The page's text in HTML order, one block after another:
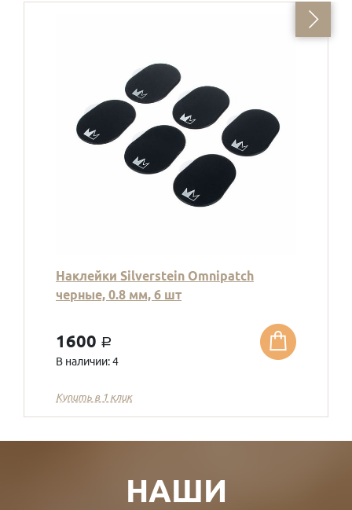
Наклейки Silverstein Omnipatch
черные, 0.8 мм, 6 шт
1600 a
В наличии: 4
Купить в 1 клик
НАШИ